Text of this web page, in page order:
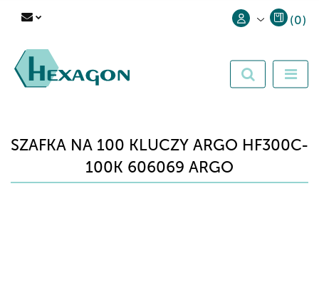
Zarejestruj się
(0)
SZAFKA NA 100 KLUCZY ARGO HF300C-
100K 606069 ARGO